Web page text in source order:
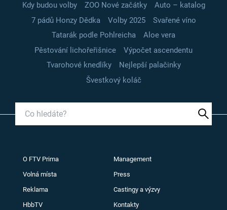
Kdy budou volby
ZOO Nové začátky
Auto – katalog
7 pádů Honzy Dědka
Volby 2025
Svařené víno
Tatarák podle Pohlreicha
Aloe vera
Pěstování lichořeřišnice
Výpočet ascendentu
Tvarohové knedlíky
Nejlepší palačinky
Švestkový koláč
O FTV Prima Management
Volná místa Press
Reklama Castingy a výzvy
HbbTV Kontakty